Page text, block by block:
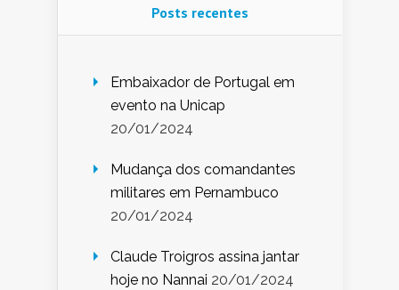
Posts recentes
Embaixador de Portugal em
evento na Unicap
20/01/2024
Mudança dos comandantes
militares em Pernambuco
20/01/2024
Claude Troigros assina jantar
hoje no Nannai 20/01/2024